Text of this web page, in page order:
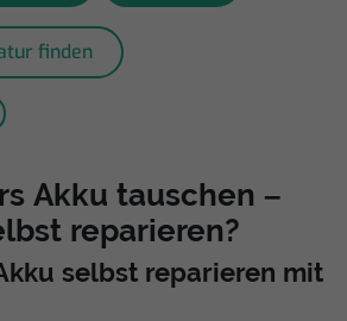
finden
Akku tauschen –
reparieren?
selbst reparieren mit